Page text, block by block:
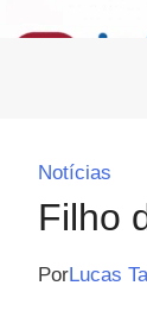
Notícias
Filho
PorLucas